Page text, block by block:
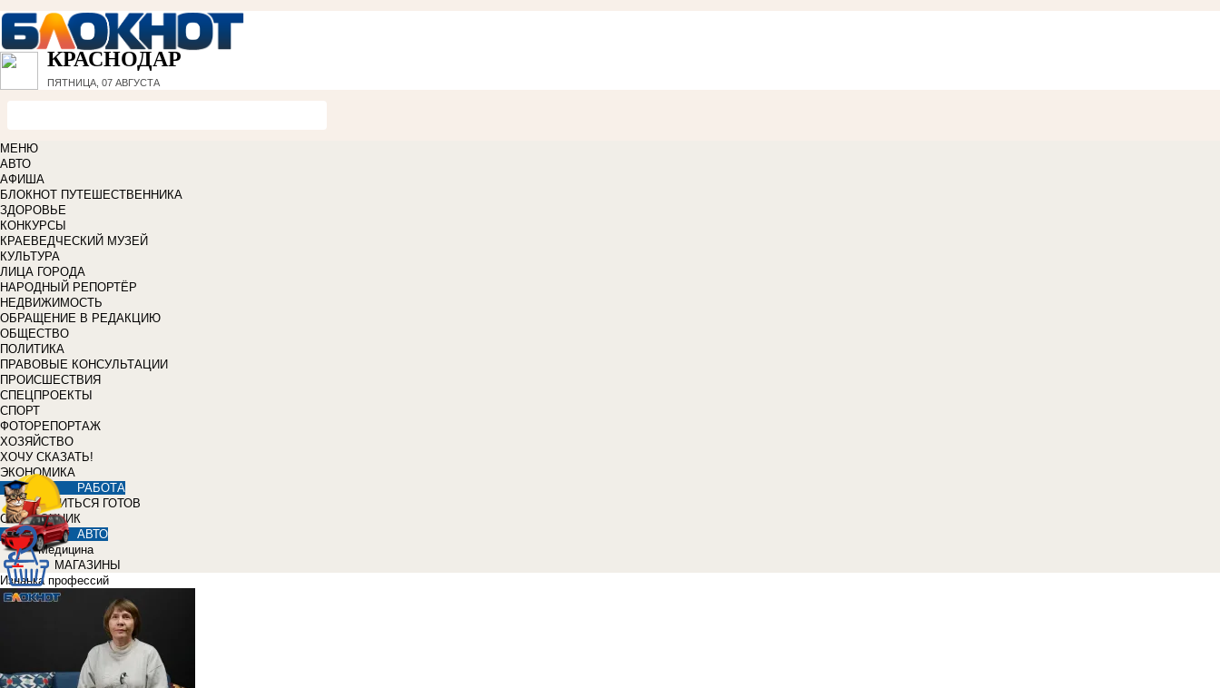
КРАСНОДАР
ПЯТНИЦА, 07 АВГУСТА
МЕНЮ
АВТО
АФИША
БЛОКНОТ ПУТЕШЕСТВЕННИКА
ЗДОРОВЬЕ
КОНКУРСЫ
КРАЕВЕДЧЕСКИЙ МУЗЕЙ
КУЛЬТУРА
ЛИЦА ГОРОДА
НАРОДНЫЙ РЕПОРТЁР
НЕДВИЖИМОСТЬ
ОБРАЩЕНИЕ В РЕДАКЦИЮ
ОБЩЕСТВО
ПОЛИТИКА
ПРАВОВЫЕ КОНСУЛЬТАЦИИ
ПРОИСШЕСТВИЯ
СПЕЦПРОЕКТЫ
СПОРТ
ФОТОРЕПОРТАЖ
ХОЗЯЙСТВО
ХОЧУ СКАЗАТЬ!
ЭКОНОМИКА
РАБОТА
УЧИТЬСЯ ГОТОВ
СПРАВОЧНИК
АВТО
Медицина
МАГАЗИНЫ
Изнанка профессий